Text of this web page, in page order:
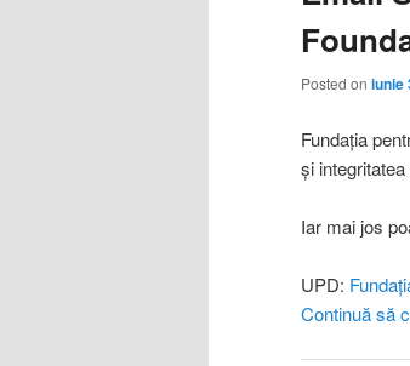
principal
secundar
Posted on iunie
Fundația
și
Iar mai jos
UPD:
Continuă să